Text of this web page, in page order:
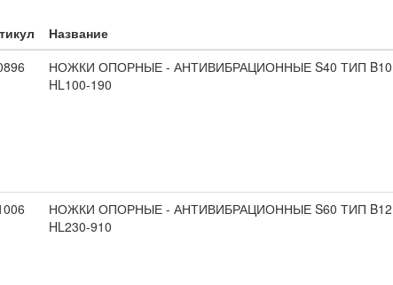
Название
НОЖКИ ОПОРНЫЕ - АНТИВИБРАЦИОННЫЕ S40 ТИП B10
HL100-190
НОЖКИ ОПОРНЫЕ - АНТИВИБРАЦИОННЫЕ S60 ТИП B12
HL230-910